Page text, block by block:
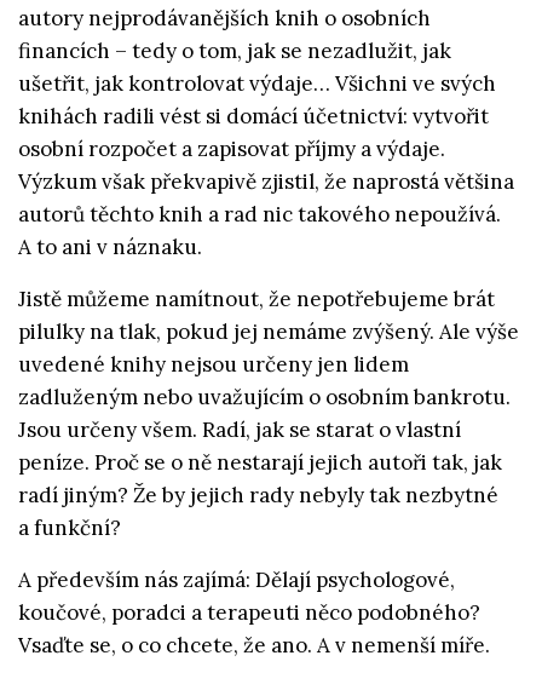
autory nejprodávanějších knih o osobních
financích – tedy o tom, jak se nezadlužit, jak
ušetřit, jak kontrolovat výdaje… Všichni ve svých
knihách radili vést si domácí účetnictví: vytvořit
osobní rozpočet a zapisovat příjmy a výdaje.
Výzkum však překvapivě zjistil, že naprostá většina
autorů těchto knih a rad nic takového nepoužívá.
A to ani v náznaku.
Jistě můžeme namítnout, že nepotřebujeme brát
pilulky na tlak, pokud jej nemáme zvýšený. Ale výše
uvedené knihy nejsou určeny jen lidem
zadluženým nebo uvažujícím o osobním bankrotu.
Jsou určeny všem. Radí, jak se starat o vlastní
peníze. Proč se o ně nestarají jejich autoři tak, jak
radí jiným? Že by jejich rady nebyly tak nezbytné
a funkční?
A především nás zajímá: Dělají psychologové,
koučové, poradci a terapeuti něco podobného?
Vsaďte se, o co chcete, že ano. A v nemenší míře.